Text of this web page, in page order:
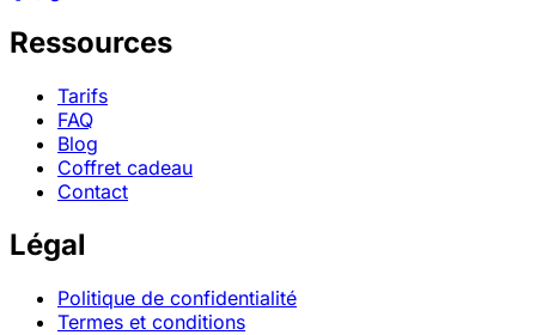
Ressources
Tarifs
FAQ
Blog
Coffret cadeau
Contact
Légal
Politique de confidentialité
Termes et conditions